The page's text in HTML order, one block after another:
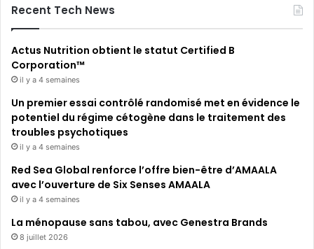
Recent Tech News
Actus Nutrition obtient le statut Certified B
Corporation™
il y a 4 semaines
Un premier essai contrôlé randomisé met en évidence le
potentiel du régime cétogène dans le traitement des
troubles psychotiques
il y a 4 semaines
Red Sea Global renforce l’offre bien-être d’AMAALA
avec l’ouverture de Six Senses AMAALA
il y a 4 semaines
La ménopause sans tabou, avec Genestra Brands
8 juillet 2026